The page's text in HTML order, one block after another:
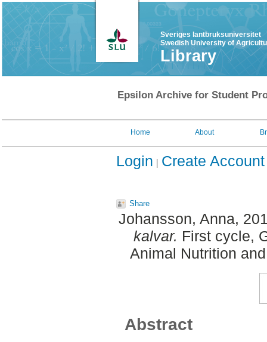
Sveriges lantbruksuniversitet
Swedish University of
Library
Epsilon Archive for Student
Home About
Login Create Account
Share
Johansson, Anna,
kalvar. First cycle,
Animal Nutrition
Abstract